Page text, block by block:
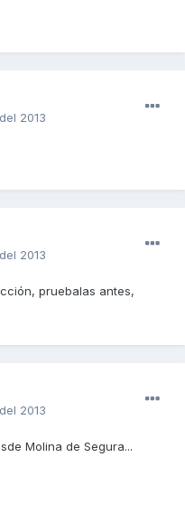
2013
2013
pruebalas antes,
2013
Molina de Segura...